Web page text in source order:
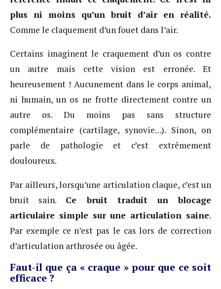
plus ni moins qu’un bruit d’air en réalité.
Comme le claquement d’un fouet dans l’air.
Certains imaginent le craquement d’un os contre
un autre mais cette vision est erronée. Et
heureusement ! Aucunement dans le corps animal,
ni humain, un os ne frotte directement contre un
autre os. Du moins pas sans structure
complémentaire (cartilage, synovie…). Sinon, on
parle de pathologie et c’est extrêmement
douloureux.
Par ailleurs, lorsqu’une articulation claque, c’est un
bruit sain. Ce bruit traduit un blocage
articulaire simple sur une articulation saine.
Par exemple ce n’est pas le cas lors de correction
d’articulation arthrosée ou âgée.
Faut-il que ça « craque » pour que ce soit
efficace ?